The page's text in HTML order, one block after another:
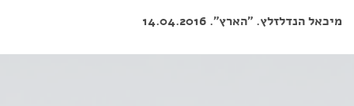
מיכאל הנדלזלץ. "הארץ". 14.04.2016